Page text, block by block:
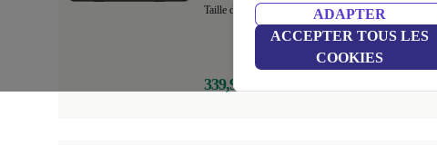
ADAPTER
ACCEPTER TOUS LES
COOKIES
Taille de la RAM 8.0 GB +3 | Mémoire 256 GB
339,99 €